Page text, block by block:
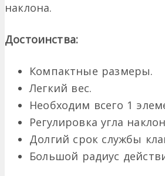
наклона.
Достоинства:
Компактные размеры.
Легкий вес.
Необходим всего 1
Регулировка угла
Долгий срок службы
Большой радиус